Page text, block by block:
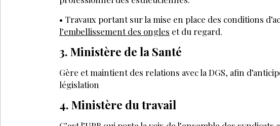
Inscrivez-vous à la Newsletter